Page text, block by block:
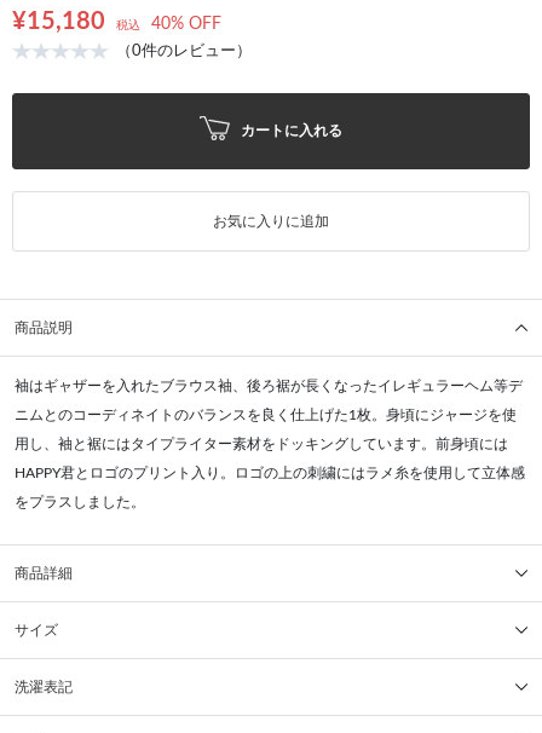
¥15,180
税込 40% OFF
（0件のレビュー）
カートに入れる
お気に入りに追加
商品説明
袖はギャザーを入れたブラウス袖、後ろ裾が長くなったイレギュラーヘム等デ
ニムとのコーディネイトのバランスを良く仕上げた1枚。身頃にジャージを使
用し、袖と裾にはタイプライター素材をドッキングしています。前身頃には
HAPPY君とロゴのプリント入り。ロゴの上の刺繍にはラメ糸を使用して立体感
をプラスしました。
商品詳細
サイズ
洗濯表記